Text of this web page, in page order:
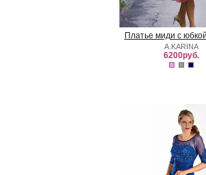
Платье миди с
A.KARINA
6200руб.